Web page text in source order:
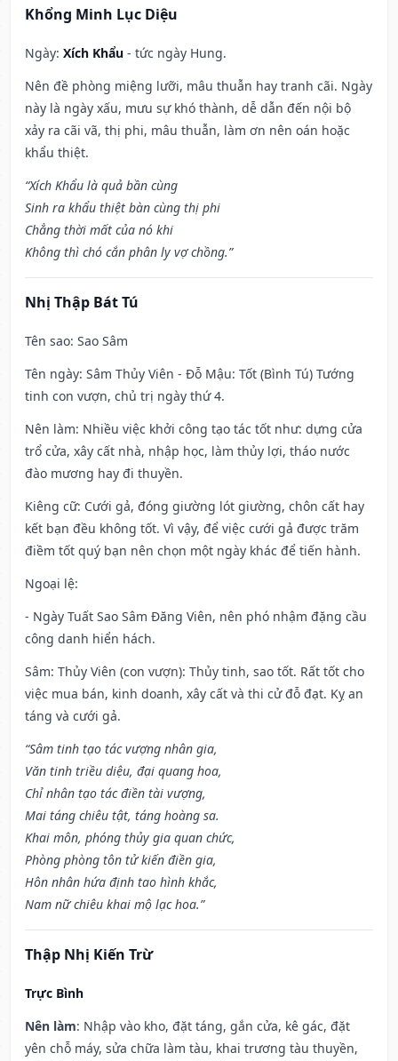
Khổng Minh Lục Diệu
Ngày: Xích Khẩu - tức ngày Hung.
Nên đề phòng miệng lưỡi, mâu thuẫn hay tranh cãi. Ngày
này là ngày xấu, mưu sự khó thành, dễ dẫn đến nội bộ
xảy ra cãi vã, thị phi, mâu thuẫn, làm ơn nên oán hoặc
khẩu thiệt.
“Xích Khẩu là quả bần cùng
Sinh ra khẩu thiệt bàn cùng thị phi
Chẳng thời mất của nó khi
Không thì chó cắn phân ly vợ chồng.”
Nhị Thập Bát Tú
Tên sao: Sao Sâm
Tên ngày: Sâm Thủy Viên - Đỗ Mậu: Tốt (Bình Tú) Tướng
tinh con vượn, chủ trị ngày thứ 4.
Nên làm: Nhiều việc khởi công tạo tác tốt như: dựng cửa
trổ cửa, xây cất nhà, nhập học, làm thủy lợi, tháo nước
đào mương hay đi thuyền.
Kiêng cữ: Cưới gả, đóng giường lót giường, chôn cất hay
kết bạn đều không tốt. Vì vậy, để việc cưới gả được trăm
điềm tốt quý bạn nên chọn một ngày khác để tiến hành.
Ngoại lệ:
- Ngày Tuất Sao Sâm Đăng Viên, nên phó nhậm đặng cầu
công danh hiển hách.
Sâm: Thủy Viên (con vượn): Thủy tinh, sao tốt. Rất tốt cho
việc mua bán, kinh doanh, xây cất và thi cử đỗ đạt. Kỵ an
táng và cưới gả.
“Sâm tinh tạo tác vượng nhân gia,
Văn tinh triều diệu, đại quang hoa,
Chỉ nhân tạo tác điền tài vượng,
Mai táng chiêu tật, táng hoàng sa.
Khai môn, phóng thủy gia quan chức,
Phòng phòng tôn tử kiến điền gia,
Hôn nhân hứa định tao hình khắc,
Nam nữ chiêu khai mộ lạc hoa.”
Thập Nhị Kiến Trừ
Trực Bình
Nên làm: Nhập vào kho, đặt táng, gắn cửa, kê gác, đặt
yên chỗ máy, sửa chữa làm tàu, khai trương tàu thuyền,